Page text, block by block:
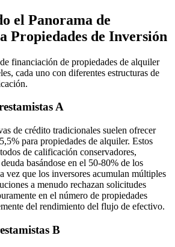
el Panorama de
Propiedades de Inversión
financiación de propiedades de alquiler
cada uno con diferentes estructuras de
A
de crédito tradicionales suelen ofrecer
para propiedades de alquiler. Estos
de calificación conservadores,
basándose en el 50-80% de los
vez que los inversores acumulan múltiples
a menudo rechazan solicitudes
en el número de propiedades
del rendimiento del flujo de efectivo.
B